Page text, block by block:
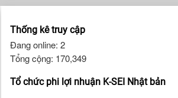
Thống kê truy cập
Đang online: 2
Tổng cộng: 170,349
Tổ chức phi lợi nhuận K-SEI Nhật bản